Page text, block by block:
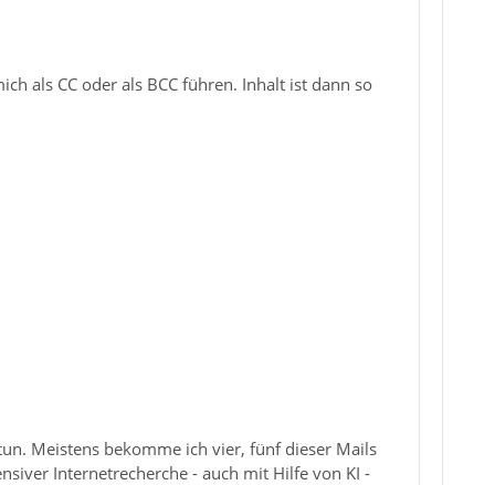
als CC oder als BCC führen. Inhalt ist dann so
Meistens bekomme ich vier, fünf dieser Mails
Internetrecherche - auch mit Hilfe von KI -